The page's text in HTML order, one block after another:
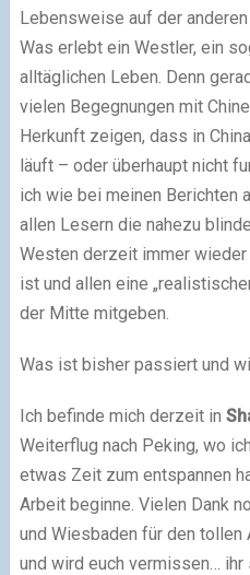
Lebensweise auf der
Was erlebt ein Westler, ein
alltäglichen Leben. Denn
vielen Begegnungen mit
Herkunft zeigen, dass in
läuft – oder überhaupt nicht
ich wie bei meinen Berichten
allen Lesern die nahezu
Westen derzeit immer
ist und allen eine
der Mitte mitgeben.
Was ist bisher passiert und
Ich befinde mich derzeit in
Weiterflug nach Peking, wo
etwas Zeit zum entspannen
Arbeit beginne. Vielen Dank
und Wiesbaden für den tollen
und wird euch vermissen…